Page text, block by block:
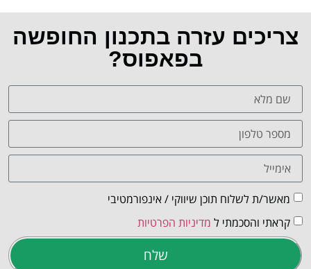
צריכים עזרה בתכנון החופשה
בפאפוס?
מאשר/ת לשלוח תוכן שיווקי / אינפורמטיבי
קראתי והסכמתי ל מדיניות הפרטיות
שלח